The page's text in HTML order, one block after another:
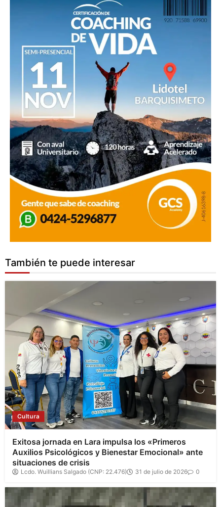
También te puede interesar
Cultura
Exitosa jornada en Lara impulsa los «Primeros
Auxilios Psicológicos y Bienestar Emocional» ante
situaciones de crisis
Lcdo. Wuillians Salgado (CNP: 22.476) 31 de julio de 2026 0